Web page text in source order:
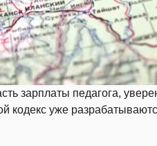
зарплаты педагога,
кодекс уже